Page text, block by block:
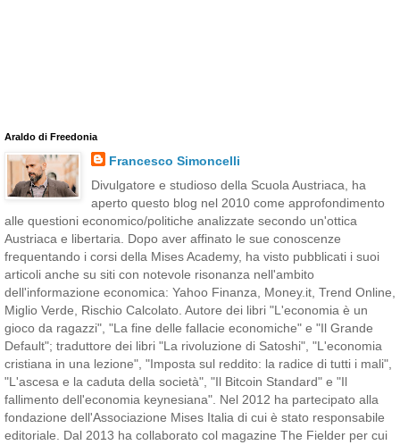
Araldo di Freedonia
Francesco Simoncelli
Divulgatore e studioso della Scuola Austriaca, ha
aperto questo blog nel 2010 come approfondimento
alle questioni economico/politiche analizzate secondo un'ottica
Austriaca e libertaria. Dopo aver affinato le sue conoscenze
frequentando i corsi della Mises Academy, ha visto pubblicati i suoi
articoli anche su siti con notevole risonanza nell'ambito
dell'informazione economica: Yahoo Finanza, Money.it, Trend Online,
Miglio Verde, Rischio Calcolato. Autore dei libri "L'economia è un
gioco da ragazzi", "La fine delle fallacie economiche" e "Il Grande
Default"; traduttore dei libri "La rivoluzione di Satoshi", "L'economia
cristiana in una lezione", "Imposta sul reddito: la radice di tutti i mali",
"L'ascesa e la caduta della società", "Il Bitcoin Standard" e "Il
fallimento dell'economia keynesiana". Nel 2012 ha partecipato alla
fondazione dell'Associazione Mises Italia di cui è stato responsabile
editoriale. Dal 2013 ha collaborato col magazine The Fielder per cui